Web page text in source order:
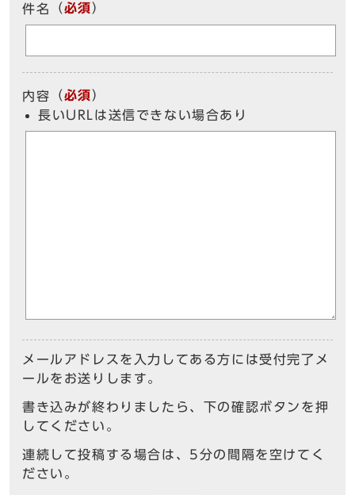
件名 （必須）
内容 （必須）
長いURLは送信できない場合あり
メールアドレスを入力してある方には受付完了メ
ールをお送りします。
書き込みが終わりましたら、下の確認ボタンを押
してください。
連続して投稿する場合は、5分の間隔を空けてく
ださい。